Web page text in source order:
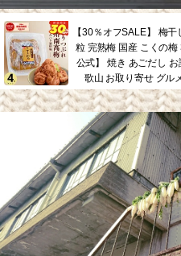
【30％オフSALE】 梅
粒 完熟梅 国産 こくの
公式】 焼き あごだし
歌山 お取り寄せ グル